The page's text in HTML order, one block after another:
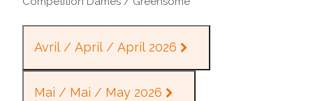
Avril / April / April 2026
Mai / Mai / May 2026